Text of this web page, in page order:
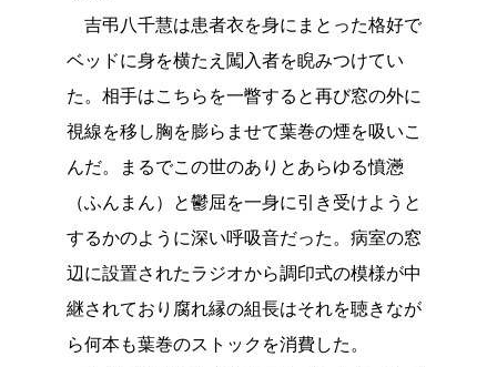
吉弔八千慧は患者衣を身にまとった格好で
ベッドに身を横たえ闖入者を睨みつけてい
た。相手はこちらを一瞥すると再び窓の外に
視線を移し胸を膨らませて葉巻の煙を吸いこ
んだ。まるでこの世のありとあらゆる憤懣
（ふんまん）と鬱屈を一身に引き受けようと
するかのように深い呼吸音だった。病室の窓
辺に設置されたラジオから調印式の模様が中
継されており腐れ縁の組長はそれを聴きなが
ら何本も葉巻のストックを消費した。